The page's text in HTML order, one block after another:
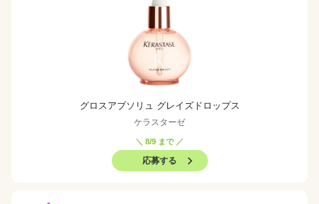
グロスアブソリュ グレイズドロップス
ケラスターゼ
＼ 8/9 まで ／
応募する